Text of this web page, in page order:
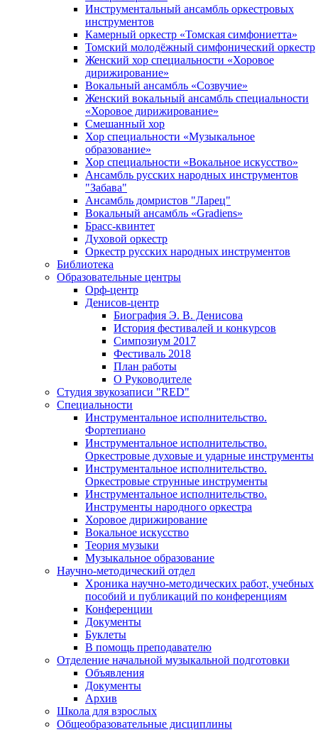
Инструментальный ансамбль оркестровых
инструментов
Камерный оркестр «Томская симфониетта»
Томский молодёжный симфонический оркестр
Женский хор специальности «Хоровое
дирижирование»
Вокальный ансамбль «Созвучие»
Женский вокальный ансамбль специальности
«Хоровое дирижирование»
Смешанный хор
Хор специальности «Музыкальное
образование»
Хор специальности «Вокальное искусство»
Ансамбль русских народных инструментов
"Забава"
Ансамбль домристов "Ларец"
Вокальный ансамбль «Gradiens»
Брасс-квинтет
Духовой оркестр
Оркестр русских народных инструментов
Библиотека
Образовательные центры
Орф-центр
Денисов-центр
Биография Э. В. Денисова
История фестивалей и конкурсов
Симпозиум 2017
Фестиваль 2018
План работы
О Руководителе
Студия звукозаписи "RED"
Специальности
Инструментальное исполнительство.
Фортепиано
Инструментальное исполнительство.
Оркестровые духовые и ударные инструменты
Инструментальное исполнительство.
Оркестровые струнные инструменты
Инструментальное исполнительство.
Инструменты народного оркестра
Хоровое дирижирование
Вокальное искусство
Теория музыки
Музыкальное образование
Научно-методический отдел
Хроника научно-методических работ, учебных
пособий и публикаций по конференциям
Конференции
Документы
Буклеты
В помощь преподавателю
Отделение начальной музыкальной подготовки
Объявления
Документы
Архив
Школа для взрослых
Общеобразовательные дисциплины